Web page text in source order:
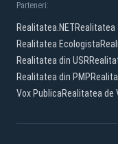
Parteneri:
Realitatea.NETRealitatea
Realitatea Ecologista
Realitatea din USR
Realitatea din PMP
Vox PublicaRealitatea de